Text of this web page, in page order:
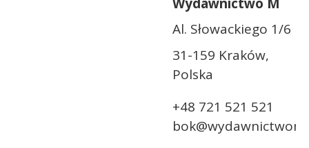
Al. Słowackiego 1/6
31-159 Kraków,
Polska
+48 721 521 521